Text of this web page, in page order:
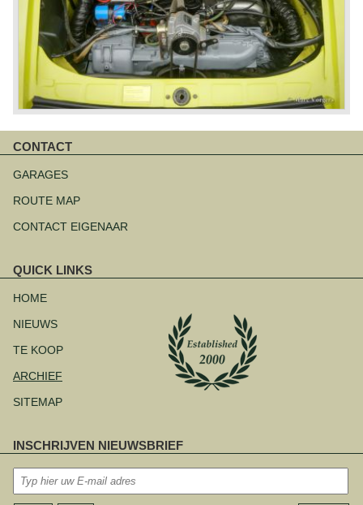
CONTACT
overslaan
GARAGES
ROUTE MAP
CONTACT EIGENAAR
QUICK LINKS
overslaan
HOME
NIEUWS
TE KOOP
ARCHIEF
SITEMAP
INSCHRIJVEN NIEUWSBRIEF